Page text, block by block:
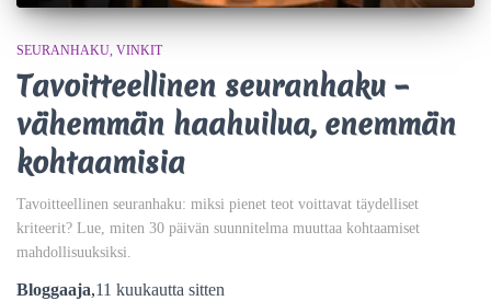
SEURANHAKU VINKIT
Tavoitteellinen seuranhaku –
vähemmän haahuilua, enemmän
kohtaamisia
Tavoitteellinen seuranhaku: miksi pienet teot voittavat täydelliset
kriteerit? Lue, miten 30 päivän suunnitelma muuttaa kohtaamiset
mahdollisuuksiksi.
Bloggaaja,11 kuukautta sitten